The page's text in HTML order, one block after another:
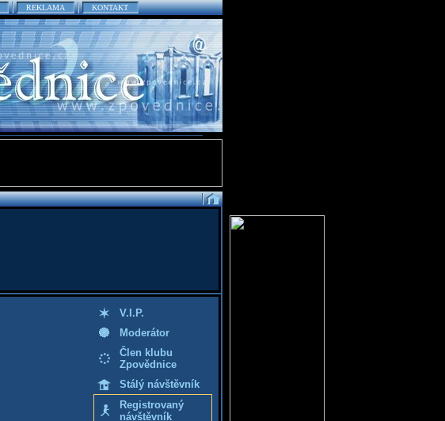
REKLAMA KONTAKT
V.I.P.
Moderátor
Člen klubu
Zpovědnice
Stálý návštěvník
Registrovaný
návštěvník